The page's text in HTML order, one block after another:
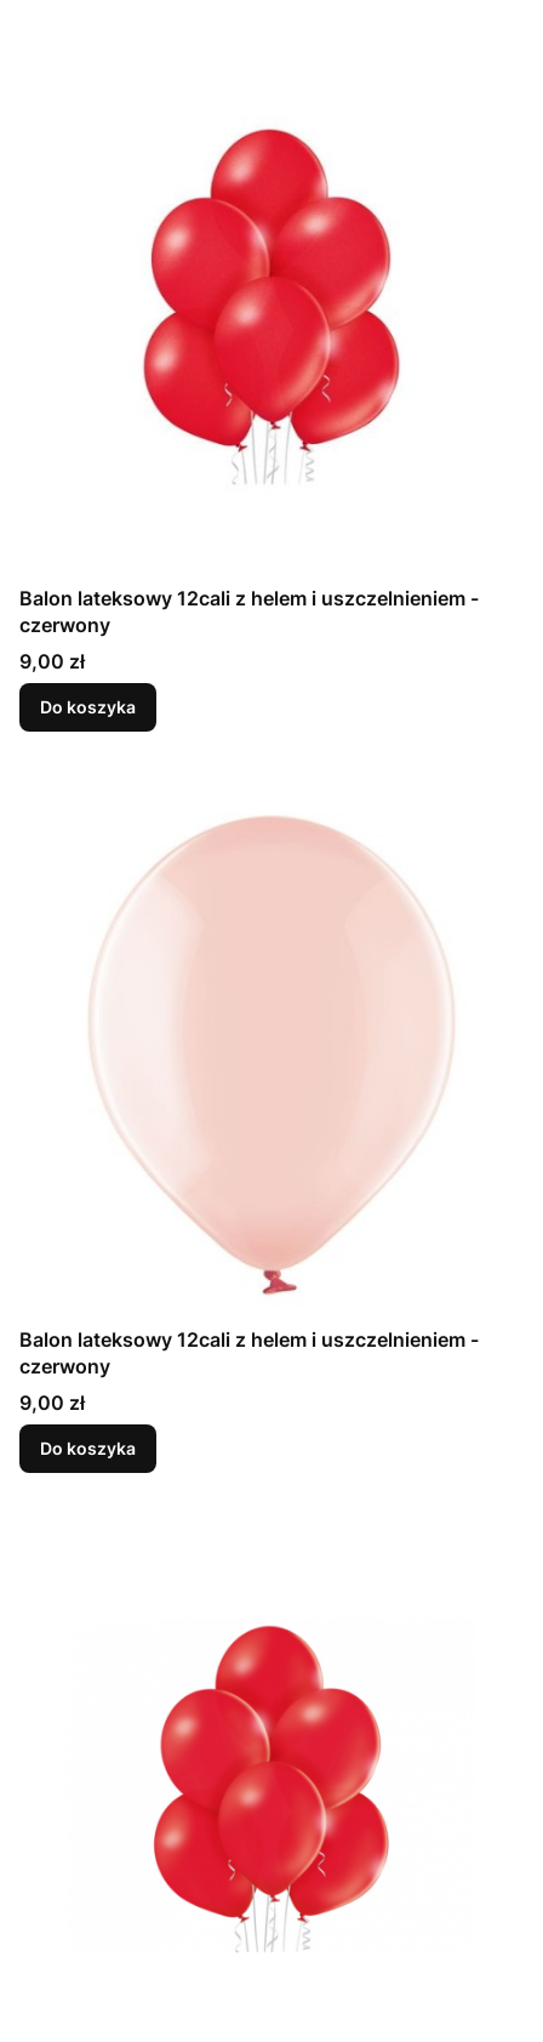
Balon lateksowy 12cali z helem i uszczelnieniem -
czerwony
Cena
9,00 zł
Do koszyka
Balon lateksowy 12cali z helem i uszczelnieniem -
czerwony
Cena
9,00 zł
Do koszyka